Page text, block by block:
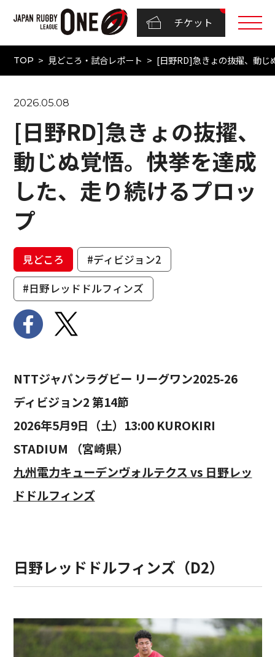
チケット
TOP 見どころ・試合レポート [日野RD]急きょの抜擢、動じ
2026.05.08
[日野RD]急きょの抜擢、
動じぬ覚悟。快挙を達成
した、走り続けるプロッ
プ
見どころ
#ディビジョン2
#日野レッドドルフィンズ
NTTジャパンラグビー リーグワン2025-26
ディビジョン2 第14節
2026年5月9日（土）13:00 KUROKIRI
STADIUM （宮崎県）
九州電力キューデンヴォルテクス vs 日野レッ
ドドルフィンズ
日野レッドドルフィンズ（D2）